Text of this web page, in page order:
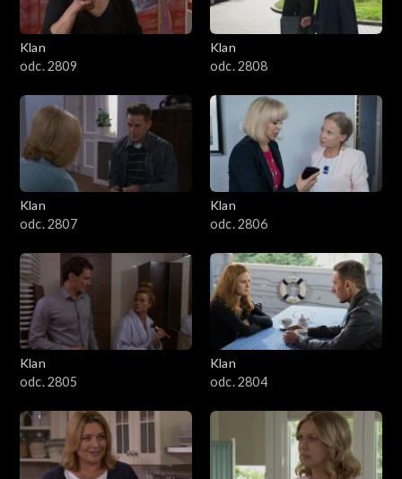
Klan
odc. 2809
Klan
odc. 2808
Klan
odc. 2807
Klan
odc. 2806
Klan
odc. 2805
Klan
odc. 2804